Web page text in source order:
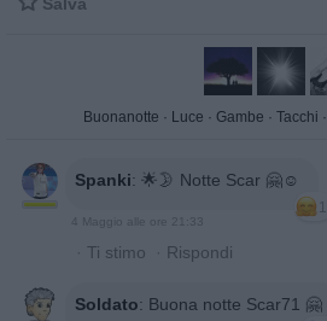
Salva
Buonanotte · Luce · Gambe · Tacchi ·
Spanki: 🌟🌛 Notte Scar 🤗☺️
1
4 Maggio alle ore 21:33
· Ti stimo · Rispondi
Soldato: Buona notte Scar71 🤗